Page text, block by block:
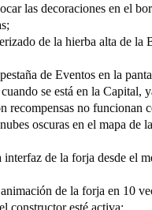
las decoraciones en el
de la hierba alta de la
de Eventos en la
se está en la Capital,
recompensas no funcionan
oscuras en el mapa de
de la forja desde el
de la forja en 10
constructor esté activa;